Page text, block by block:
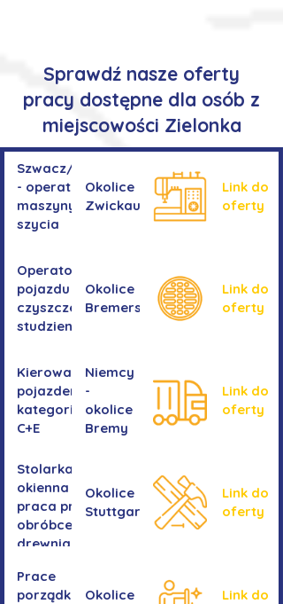
Sprawdź nasze oferty
pracy dostępne dla osób z
miejscowości Zielonka
Szwacz/Szwaczka
- operator
maszyny do
szycia
Okolice
Zwickau
Link do
oferty
Operator/operatorka
pojazdu do
czyszczenia
studzienek
Okolice
Bremershaven
Link do
oferty
Kierowanie
pojazdem
kategorii
C+E
Niemcy
-
okolice
Bremy
Link do
oferty
Stolarka
okienna -
praca przy
obróbce
drewnianych
okiennych
Okolice
Stuttgartu
Link do
oferty
Prace
porządkowe wOkolice
Link do